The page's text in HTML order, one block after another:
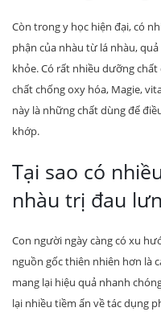
Còn trong y học hiện đại, có
phận của nhàu từ lá nhàu,
khỏe. Có rất nhiều dưỡng
chất chống oxy hóa, Magie,
này là những chất dùng để
khớp.
Tại sao có
nhàu trị đau
Con người ngày càng có xu
nguồn gốc thiên nhiên hơn là
mang lại hiệu quả nhanh
lại nhiều tiềm ẩn về tác dụng